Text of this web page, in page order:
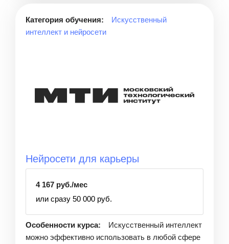
Категория обучения:
Искусственный
интеллект и нейросети
Нейросети для карьеры
4 167 руб./мес
или сразу 50 000 руб.
Особенности курса:
Искусственный интеллект
можно эффективно использовать в любой сфере